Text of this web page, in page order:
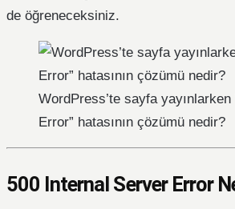
de öğreneceksiniz.
WordPress’te sayfa yayınlarken
Error” hatasının çözümü nedir?
500 Internal Server Error